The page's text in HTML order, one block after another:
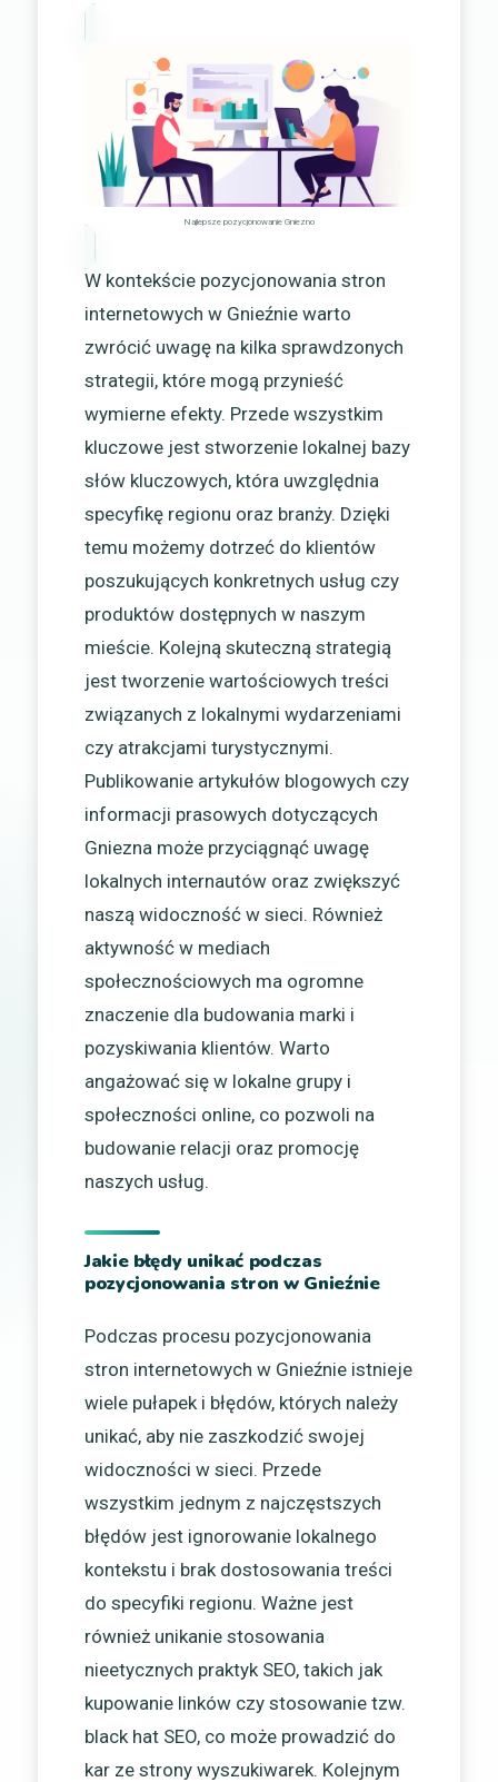
Najlepsze pozycjonowanie Gniezno
W kontekście pozycjonowania stron
internetowych w Gnieźnie warto
zwrócić uwagę na kilka sprawdzonych
strategii, które mogą przynieść
wymierne efekty. Przede wszystkim
kluczowe jest stworzenie lokalnej bazy
słów kluczowych, która uwzględnia
specyfikę regionu oraz branży. Dzięki
temu możemy dotrzeć do klientów
poszukujących konkretnych usług czy
produktów dostępnych w naszym
mieście. Kolejną skuteczną strategią
jest tworzenie wartościowych treści
związanych z lokalnymi wydarzeniami
czy atrakcjami turystycznymi.
Publikowanie artykułów blogowych czy
informacji prasowych dotyczących
Gniezna może przyciągnąć uwagę
lokalnych internautów oraz zwiększyć
naszą widoczność w sieci. Również
aktywność w mediach
społecznościowych ma ogromne
znaczenie dla budowania marki i
pozyskiwania klientów. Warto
angażować się w lokalne grupy i
społeczności online, co pozwoli na
budowanie relacji oraz promocję
naszych usług.
Jakie błędy unikać podczas
pozycjonowania stron w Gnieźnie
Podczas procesu pozycjonowania
stron internetowych w Gnieźnie istnieje
wiele pułapek i błędów, których należy
unikać, aby nie zaszkodzić swojej
widoczności w sieci. Przede
wszystkim jednym z najczęstszych
błędów jest ignorowanie lokalnego
kontekstu i brak dostosowania treści
do specyfiki regionu. Ważne jest
również unikanie stosowania
nieetycznych praktyk SEO, takich jak
kupowanie linków czy stosowanie tzw.
black hat SEO, co może prowadzić do
kar ze strony wyszukiwarek. Kolejnym